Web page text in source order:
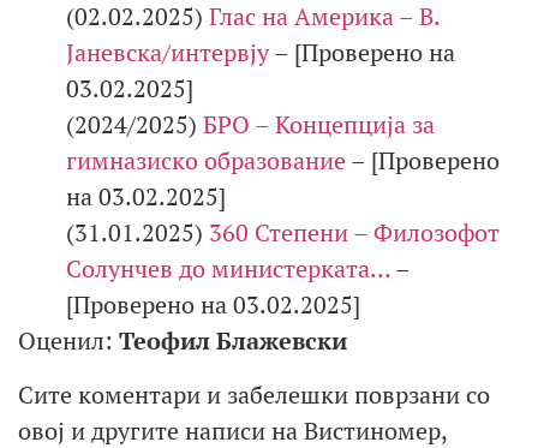
(02.02.2025) Глас на Америка – В.
Јаневска/интервју– [Проверено на
03.02.2025]
(2024/2025) БРО – Концепција за
гимназиско образование – [Проверено
на 03.02.2025]
(31.01.2025) 360 Степени – Филозофот
Солунчев до министерката…–
[Проверено на 03.02.2025]
Оценил: Теофил Блажевски
Сите коментари и забелешки поврзани со
овој и другите написи на Вистиномер,